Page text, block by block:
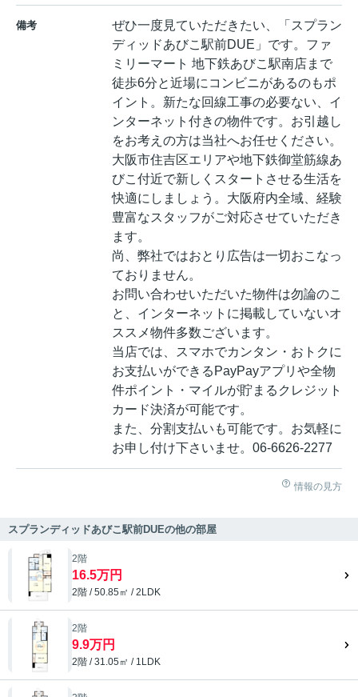
備考
ぜひ一度見ていただきたい、「スプラン
ディッドあびこ駅前DUE」です。ファ
ミリーマート 地下鉄あびこ駅南店まで
徒歩6分と近場にコンビニがあるのもポ
イント。新たな回線工事の必要ない、イ
ンターネット付きの物件です。お引越し
をお考えの方は当社へお任せください。
大阪市住吉区エリアや地下鉄御堂筋線あ
びこ付近で新しくスタートさせる生活を
快適にしましょう。大阪府内全域、経験
豊富なスタッフがご対応させていただき
ます。
尚、弊社ではおとり広告は一切おこなっ
ておりません。
お問い合わせいただいた物件は勿論のこ
と、インターネットに掲載していないオ
ススメ物件多数ございます。
当店では、スマホでカンタン・おトクに
お支払いができるPayPayアプリや全物
件ポイント・マイルが貯まるクレジット
カード決済が可能です。
また、分割支払いも可能です。お気軽に
お申し付け下さいませ。06-6626-2277
情報の見方
スプランディッドあびこ駅前DUEの他の部屋
2階
16.5万円
2階 / 50.85㎡ / 2LDK
2階
9.9万円
2階 / 31.05㎡ / 1LDK